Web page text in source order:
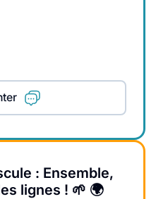
: Ensemble,
lignes ! 🌱 🌍